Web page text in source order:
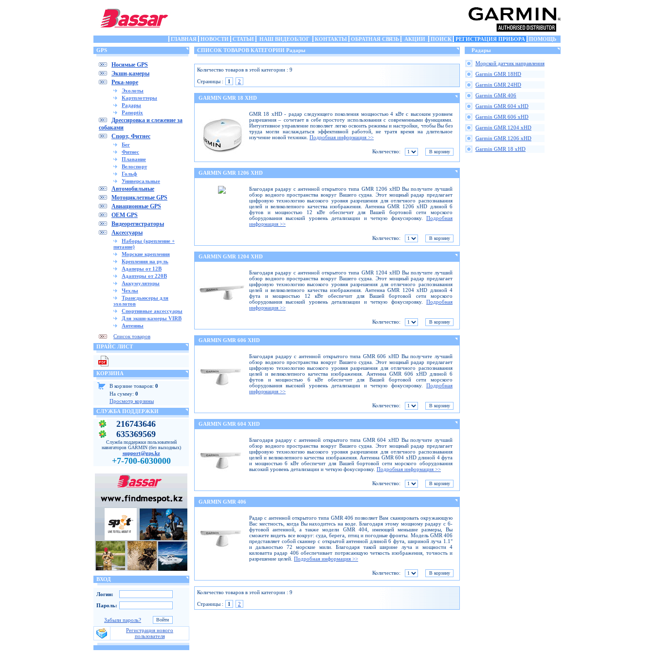
ГЛАВНАЯ НОВОСТИ СТАТЬИ НАШ ВИДЕОБЛОГ КОНТАКТЫ ОБРАТНАЯ СВЯЗЬ АКЦИИ ПОИСК РЕГИСТРАЦИЯ ПРИБОРА
ПОМОЩЬ
GPS
Носимые GPS
Экшн-камеры
Река-море
Эхолоты
Картплоттеры
Радары
Panoptix
Дрессировка и слежение за
собаками
Спорт, Фитнес
Бег
Фитнес
Плавание
Велоспорт
Гольф
Универсальные
Автомобильные
Мотоциклетные GPS
Авиационные GPS
OEM GPS
Видеорегистраторы
Аксессуары
Наборы (крепление +
питание)
Морские крепления
Крепления на руль
Адаперы от 12В
Адаптеры от 220В
Аккумуляторы
Чехлы
Трансдьюсеры для
эхолотов
Спортивные аксессуары
Для экшн-камеры VIRB
Антенны
Список товаров
ПРАЙС ЛИСТ
КОРЗИНА
В корзине товаров: 0
На сумму: 0
Просмотр корзины
СЛУЖБА ПОДДЕРЖКИ
216743646
635369569
Служба поддержки пользователей
навигаторов GARMIN (без выходных)
support@gps.kz
+7-700-6030000
ВХОД
Логин:
Пароль:
Забыли пароль?
Регистрация нового
пользователя
СПИСОК ТОВАРОВ КАТЕГОРИИ Радары
Количество товаров в этой категории : 9
Страницы :
1 2
GARMIN GMR 18 XHD
GMR 18 xHD - радар следующего поколения мощностью 4 кВт с высоким уровнем
разрешения – сочетает в себе простоту использования с современными функциями.
Интуитивное управление позволяет легко освоить режимы и настройки, чтобы Вы без
труда могли наслаждаться эффективной работой, не тратя время на длительное
изучение новой техники. Подробная информация >>
Количество:
GARMIN GMR 1206 XHD
Благодаря радару с антенной открытого типа GMR 1206 xHD Вы получите лучший
обзор водного пространства вокруг Вашего судна. Этот мощный радар предлагает
цифровую технологию высокого уровня разрешения для отличного распознавания
целей и великолепного качества изображения. Антенна GMR 1206 xHD длиной 6
футов и мощностью 12 кВт обеспечит для Вашей бортовой сети морского
оборудования высокий уровень детализации и четкую фокусировку. Подробная
информация >>
Количество:
GARMIN GMR 1204 XHD
Благодаря радару с антенной открытого типа GMR 1204 xHD Вы получите лучший
обзор водного пространства вокруг Вашего судна. Этот мощный радар предлагает
цифровую технологию высокого уровня разрешения для отличного распознавания
целей и великолепного качества изображения. Антенна GMR 1204 xHD длиной 4
фута и мощностью 12 кВт обеспечит для Вашей бортовой сети морского
оборудования высокий уровень детализации и четкую фокусировку. Подробная
информация >>
Количество:
GARMIN GMR 606 XHD
Благодаря радару с антенной открытого типа GMR 606 xHD Вы получите лучший
обзор водного пространства вокруг Вашего судна. Этот мощный радар предлагает
цифровую технологию высокого уровня разрешения для отличного распознавания
целей и великолепного качества изображения. Антенна GMR 606 xHD длиной 6
футов и мощностью 6 кВт обеспечит для Вашей бортовой сети морского
оборудования высокий уровень детализации и четкую фокусировку. Подробная
информация >>
Количество:
GARMIN GMR 604 XHD
Благодаря радару с антенной открытого типа GMR 604 xHD Вы получите лучший
обзор водного пространства вокруг Вашего судна. Этот мощный радар предлагает
цифровую технологию высокого уровня разрешения для отличного распознавания
целей и великолепного качества изображения. Антенна GMR 604 xHD длиной 4 фута
и мощностью 6 кВт обеспечит для Вашей бортовой сети морского оборудования
высокий уровень детализации и четкую фокусировку. Подробная информация >>
Количество:
GARMIN GMR 406
Радар с антенной открытого типа GMR 406 позволяет Вам сканировать окружающую
Вас местность, когда Вы находитесь на воде. Благодаря этому мощному радару с 6-
футовой антенной, а также модели GMR 404, имеющей меньшие размеры, Вы
сможете видеть все вокруг: суда, берега, птиц и погодные фронты. Модель GMR 406
представляет собой сканнер с открытой антенной длиной 6 фута, шириной луча 1.1°
и дальностью 72 морские мили. Благодаря такой ширине луча и мощности 4
киловатта радар 406 обеспечивает потрясающую четкость изображения, точность и
разрешение целей. Подробная информация >>
Количество:
Количество товаров в этой категории : 9
Страницы :
1 2
Радары
Морской датчик направления
Garmin GMR 18HD
Garmin GMR 24HD
Garmin GMR 406
Garmin GMR 604 xHD
Garmin GMR 606 xHD
Garmin GMR 1204 xHD
Garmin GMR 1206 xHD
Garmin GMR 18 xHD